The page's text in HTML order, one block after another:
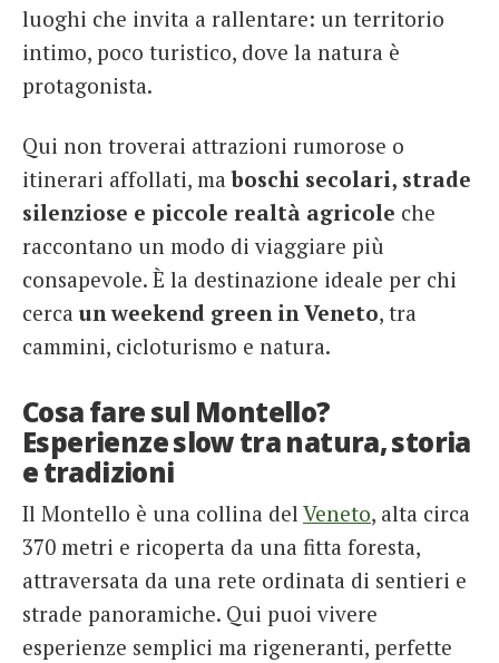
luoghi che invita a rallentare: un territorio
intimo, poco turistico, dove la natura è
protagonista.
Qui non troverai attrazioni rumorose o
itinerari affollati, maboschi secolari, strade
silenziose e piccole realtà agricole che
raccontano un modo di viaggiare più
consapevole. È la destinazione ideale per chi
cerca un weekend green in Veneto, tra
cammini, cicloturismo e natura.
Cosa fare sul Montello?
Esperienze slow tra natura, storia
e tradizioni
Il Montello è una collina del Veneto, alta circa
370 metri e ricoperta da una fitta foresta,
attraversata da una rete ordinata di sentieri e
strade panoramiche. Qui puoi vivere
esperienze semplici ma rigeneranti, perfette